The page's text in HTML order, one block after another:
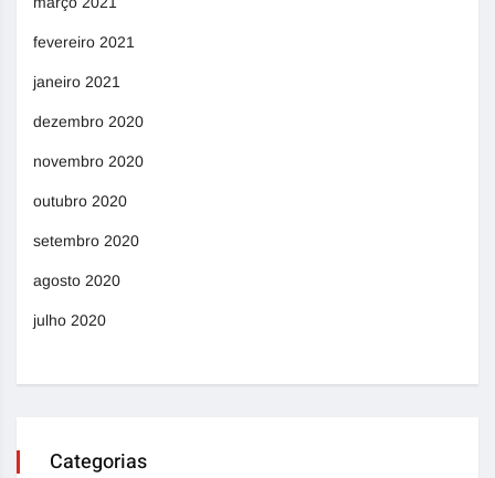
fevereiro 2021
janeiro 2021
dezembro 2020
novembro 2020
outubro 2020
setembro 2020
agosto 2020
julho 2020
Categorias